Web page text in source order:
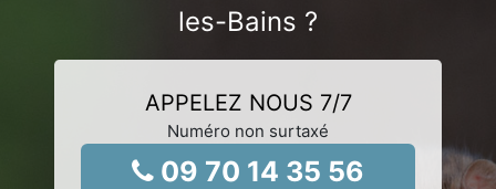
les-Bains ?
APPELEZ NOUS 7/7
Numéro non surtaxé
09 70 14 35 56